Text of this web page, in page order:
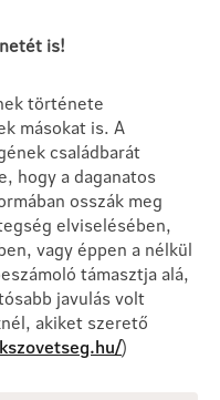
is!
története
másokat is. A
családbarát
hogy a daganatos
osszák meg
elviselésében,
vagy éppen a nélkül
támasztja alá,
javulás volt
akiket szerető
)